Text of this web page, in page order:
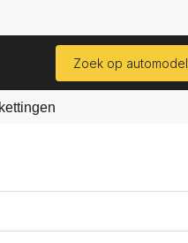
Zoek op automodel